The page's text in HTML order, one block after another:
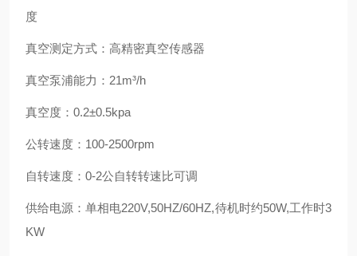
度
真空测定方式：高精密真空传感器
真空泵浦能力：21m³/h
真空度：0.2±0.5kpa
公转速度：100-2500rpm
自转速度：0-2公自转转速比可调
供给电源：单相电220V,50HZ/60HZ,待机时约50W,工作时3
KW